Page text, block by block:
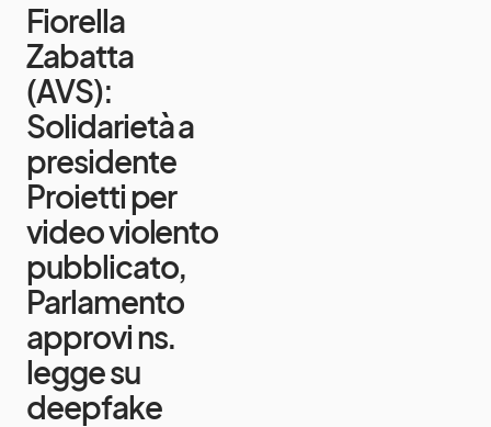
Fiorella
Zabatta
(AVS):
Solidarietà a
presidente
Proietti per
video violento
pubblicato,
Parlamento
approvi ns.
legge su
deepfake